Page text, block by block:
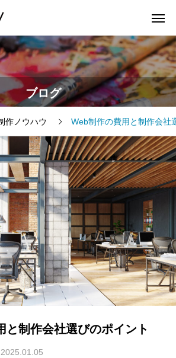
ブログ
作ノウハウ Web制作の費用と制作会社
と制作会社選びのポイント
2025.01.05